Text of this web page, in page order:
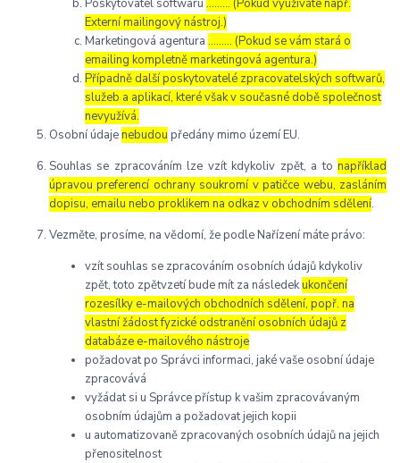
Poskytovatel softwaru ……… (Pokud využíváte např.
Externí mailingový nástroj.)
Marketingová agentura ……… (Pokud se vám stará o
emailing kompletně marketingová agentura.)
Případně další poskytovatelé zpracovatelských softwarů,
služeb a aplikací, které však v současné době společnost
nevyužívá.
Osobní údaje nebudou předány mimo území EU.
Souhlas se zpracováním lze vzít kdykoliv zpět, a to například
úpravou preferencí ochrany soukromí v patičce webu, zasláním
dopisu, emailu nebo proklikem na odkaz v obchodním sdělení.
Vezměte, prosíme, na vědomí, že podle Nařízení máte právo:
vzít souhlas se zpracováním osobních údajů kdykoliv
zpět, toto zpětvzetí bude mít za následekukončení
rozesílky e-mailových obchodních sdělení, popř. na
vlastní žádost fyzické odstranění osobních údajů z
databáze e-mailového nástroje
požadovat po Správci informaci, jaké vaše osobní údaje
zpracovává
vyžádat si u Správce přístup k vašim zpracovávaným
osobním údajům a požadovat jejich kopii
u automatizovaně zpracovaných osobních údajů na jejich
přenositelnost